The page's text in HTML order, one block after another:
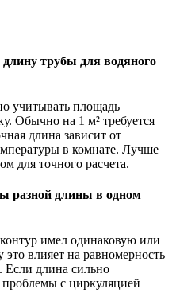
трубы для водяного
учитывать площадь
Обычно на 1 м² требуется
длина зависит от
в комнате. Лучше
для точного расчета.
разной длины в одном
имел одинаковую или
влияет на равномерность
Если длина сильно
проблемы с циркуляцией